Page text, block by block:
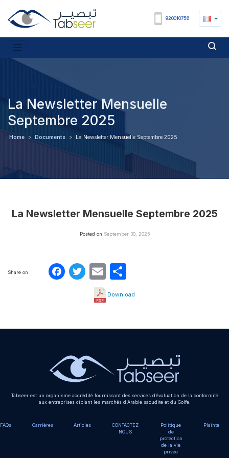
920010756
La Newsletter Mensuelle
Septembre 2025
Home > Documents > La Newsletter Mensuelle Septembre 2025
La Newsletter Mensuelle Septembre 2025
Posted on September 30, 2025
Share on Facebook
Twitter
Email
Download
Tabseer est un organisme accrédité fournissant des services d’évaluation de la conformité
aux entreprises ciblant les marchés d'Arabie saoudite et du Golfe.
FAQs Carrières Articles
CONTACTEZ
NOUS
Politique
de
protection
de la vie
privée
Plainte